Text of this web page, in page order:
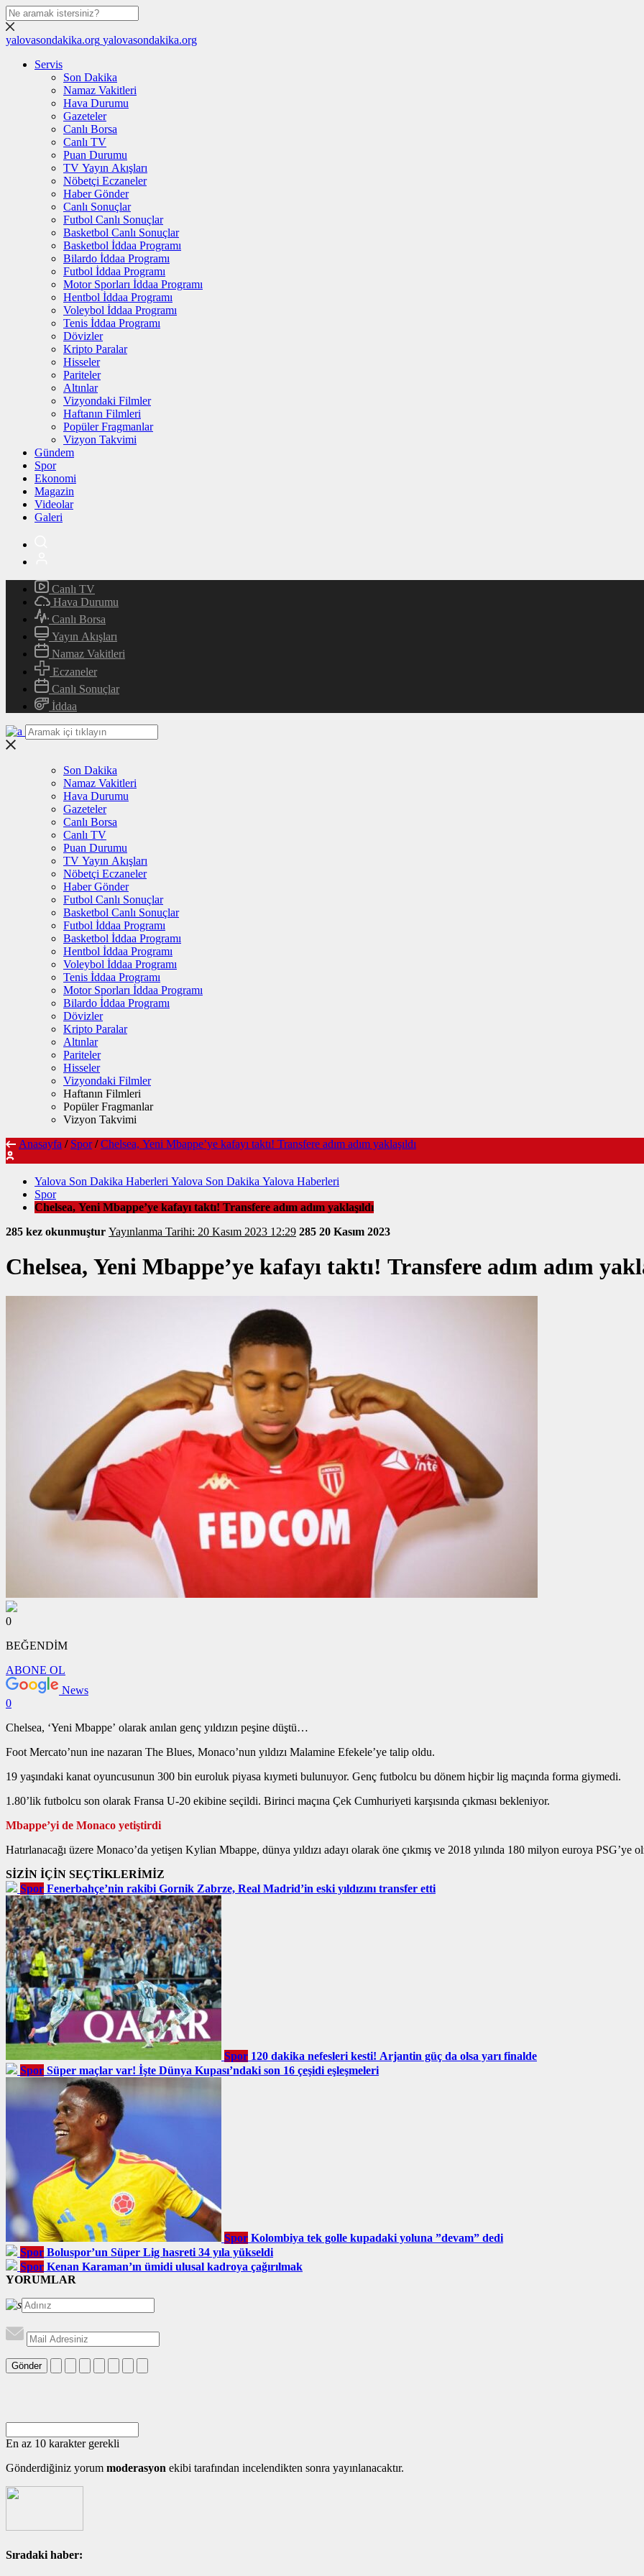
yalovasondakika.org yalovasondakika.org
Servis
Son Dakika
Namaz Vakitleri
Hava Durumu
Gazeteler
Canlı Borsa
Canlı TV
Puan Durumu
TV Yayın Akışları
Nöbetçi Eczaneler
Haber Gönder
Canlı Sonuçlar
Futbol Canlı Sonuçlar
Basketbol Canlı Sonuçlar
Basketbol İddaa Programı
Bilardo İddaa Programı
Futbol İddaa Programı
Motor Sporları İddaa Programı
Hentbol İddaa Programı
Voleybol İddaa Programı
Tenis İddaa Programı
Dövizler
Kripto Paralar
Hisseler
Pariteler
Altınlar
Vizyondaki Filmler
Haftanın Filmleri
Popüler Fragmanlar
Vizyon Takvimi
Gündem
Spor
Ekonomi
Magazin
Videolar
Galeri
Canlı TV
Hava Durumu
Canlı Borsa
Yayın Akışları
Namaz Vakitleri
Eczaneler
Canlı Sonuçlar
İddaa
Son Dakika
Namaz Vakitleri
Hava Durumu
Gazeteler
Canlı Borsa
Canlı TV
Puan Durumu
TV Yayın Akışları
Nöbetçi Eczaneler
Haber Gönder
Futbol Canlı Sonuçlar
Basketbol Canlı Sonuçlar
Futbol İddaa Programı
Basketbol İddaa Programı
Hentbol İddaa Programı
Voleybol İddaa Programı
Tenis İddaa Programı
Motor Sporları İddaa Programı
Bilardo İddaa Programı
Dövizler
Kripto Paralar
Altınlar
Pariteler
Hisseler
Vizyondaki Filmler
Haftanın Filmleri
Popüler Fragmanlar
Vizyon Takvimi
Anasayfa / Spor / Chelsea, Yeni Mbappe’ye kafayı taktı! Transfere adım adım yaklaşıldı
Yalova Son Dakika Haberleri Yalova Son Dakika Yalova Haberleri
Spor
Chelsea, Yeni Mbappe’ye kafayı taktı! Transfere adım adım yaklaşıldı
285 kez okunmuştur
Yayınlanma Tarihi: 20 Kasım 2023 12:29 285 20 Kasım 2023
Chelsea, Yeni Mbappe’ye kafayı taktı! Transfere adım adım
0
BEĞENDİM
ABONE OL
News
0
Chelsea, ‘Yeni Mbappe’ olarak anılan genç yıldızın peşine düştü…
Foot Mercato’nun ine nazaran The Blues, Monaco’nun yıldızı Malamine Efekele’ye talip oldu.
19 yaşındaki kanat oyuncusunun 300 bin euroluk piyasa kıymeti bulunuyor. Genç futbolcu bu dönem hiçbir lig maçında forma giymedi.
1.80’lik futbolcu son olarak Fransa U-20 ekibine seçildi. Birinci maçına Çek Cumhuriyeti karşısında çıkması bekleniyor.
Mbappe’yi de Monaco yetiştirdi
Hatırlanacağı üzere
SİZİN İÇİN SEÇTİKLERİMİZ
Spor Fenerbahçe’nin rakibi Gornik Zabrze, Real Madrid’in eski yıldızını transfer etti
Spor 120 dakika nefesleri kesti! Arjantin güç da olsa yarı finalde
Spor Süper maçlar var! İşte Dünya Kupası’ndaki son 16 çeşidi eşleşmeleri
Spor Kolombiya tek golle kupadaki yoluna ”devam” dedi
Spor Boluspor’un Süper Lig hasreti 34 yıla yükseldi
Spor Kenan Karaman’ın ümidi ulusal kadroya çağırılmak
YORUMLAR
Gönder
En az 10 karakter gerekli
Gönderdiğiniz yorum moderasyon ekibi tarafından incelendikten sonra yayınlanacaktır.
Sıradaki haber: